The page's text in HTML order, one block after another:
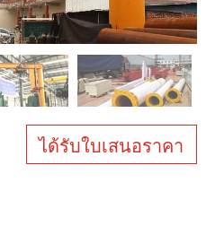
ข่าว
ได้รับใบเสนอราคา